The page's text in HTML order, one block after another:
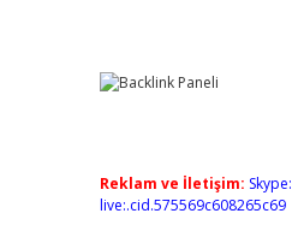
Reklam ve İletişim: Skype:
live:.cid.575569c608265c69